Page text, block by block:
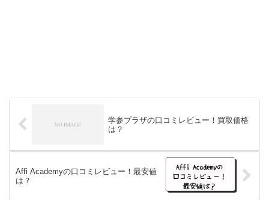
学参プラザの口コミレビュー！買取価格
は？
Affi Academyの口コミレビュー！最安値
は？